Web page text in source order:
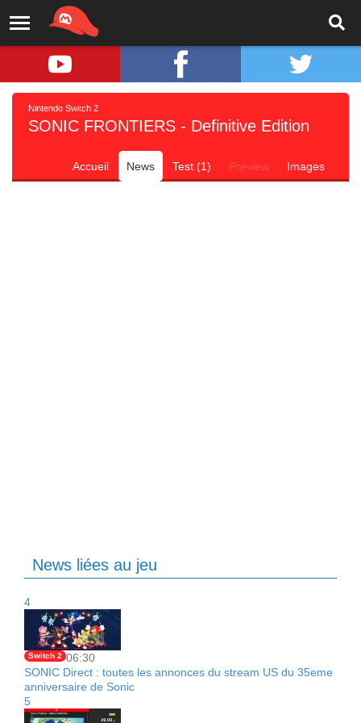
Nintendo Switch 2
SONIC FRONTIERS - Definitive Edition
Accueil News Test (1) Preview Images
News liées au jeu
4
Switch 2 06:30
SONIC Direct : toutes les annonces du stream US du 35eme
anniversaire de Sonic
5